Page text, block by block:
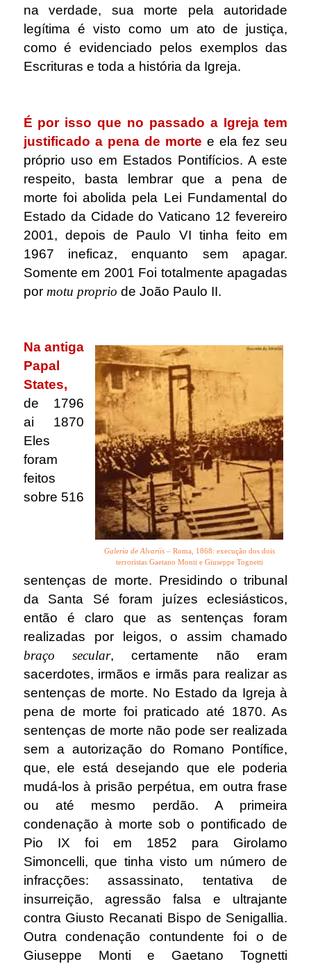
na verdade, sua morte pela autoridade
legítima é visto como um ato de justiça,
como é evidenciado pelos exemplos das
Escrituras e toda a história da Igreja.
É por isso que no passado a Igreja tem
justificado a pena de morte e ela fez seu
próprio uso em Estados Pontifícios. A este
respeito, basta lembrar que a pena de
morte foi abolida pela Lei Fundamental do
Estado da Cidade do Vaticano 12 fevereiro
2001, depois de Paulo VI tinha feito em
1967 ineficaz, enquanto sem apagar.
Somente em 2001 Foi totalmente apagadas
por motu proprio de João Paulo II.
Galeria de Alvariis– Roma, 1868: execução dos dois
terroristas Gaetano Monti e Giuseppe Tognetti
Na antiga
Papal
States,
de 1796
ai 1870
Eles
foram
feitos
sobre 516
sentenças de morte. Presidindo o tribunal
da Santa Sé foram juízes eclesiásticos,
então é claro que as sentenças foram
realizadas por leigos, o assim chamado
braço secular, certamente não eram
sacerdotes, irmãos e irmãs para realizar as
sentenças de morte. No Estado da Igreja à
pena de morte foi praticado até 1870. As
sentenças de morte não pode ser realizada
sem a autorização do Romano Pontífice,
que, ele está desejando que ele poderia
mudá-los à prisão perpétua, em outra frase
ou até mesmo perdão. A primeira
condenação à morte sob o pontificado de
Pio IX foi em 1852 para Girolamo
Simoncelli, que tinha visto um número de
infracções: assassinato, tentativa de
insurreição, agressão falsa e ultrajante
contra Giusto Recanati Bispo de Senigallia.
Outra condenação contundente foi o de
Giuseppe Monti e Gaetano Tognetti